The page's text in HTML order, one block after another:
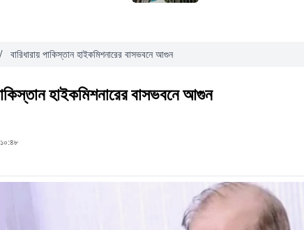
/ বারিধারায় পাকিস্তান হাইকমিশনারের বাসভবনে আগুন
হাইকমিশনারের বাসভবনে আগুন